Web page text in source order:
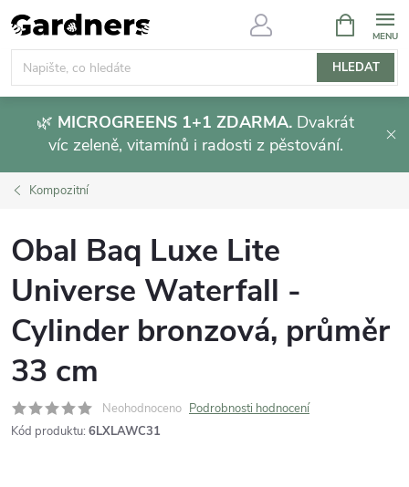
Přejít
na
obsah
HLEDAT
NÁKUPNÍ
KOŠÍK
🌿 MICROGREENS 1+1 ZDARMA. Dvakrát
víc zeleně, vitamínů i radosti z pěstování.
Kompozitní
Obal Baq Luxe Lite
Universe Waterfall -
Cylinder bronzová, průměr
33 cm
Neohodnoceno Podrobnosti hodnocení
Kód produktu: 6LXLAWC31